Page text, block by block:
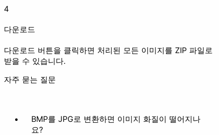
애니메이션
애니메이션 만들기
4
다운로드
다운로드 버튼을 클릭하면 처리된 모든 이미지를 ZIP 파일로
받을 수 있습니다.
자주 묻는 질문
BMP를 JPG로 변환하면 이미지 화질이 떨어지나
요?